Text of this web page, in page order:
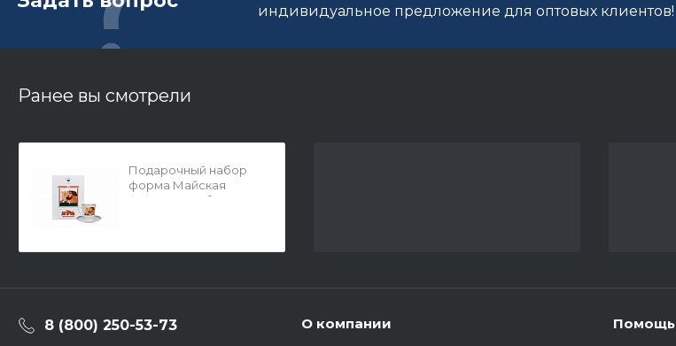
индивидуальное предложение для оптовых клиентов!
Ранее вы смотрели
Подарочный набор
форма Майская
рисунок Три богатыря
8 (800) 250-53-73 О компании Помощь